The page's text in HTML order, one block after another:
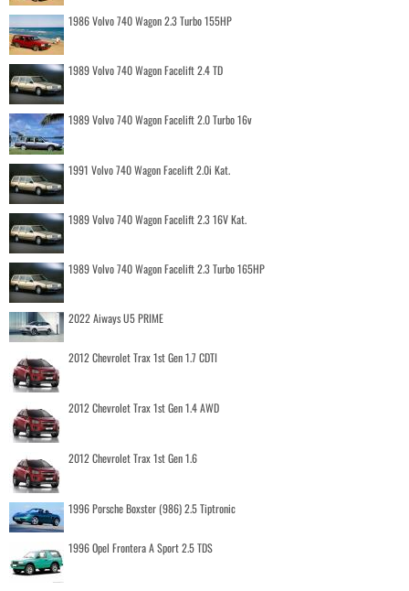
1986 Volvo 740 Wagon 2.3 Turbo 155HP
1989 Volvo 740 Wagon Facelift 2.4 TD
1989 Volvo 740 Wagon Facelift 2.0 Turbo 16v
1991 Volvo 740 Wagon Facelift 2.0i Kat.
1989 Volvo 740 Wagon Facelift 2.3 16V Kat.
1989 Volvo 740 Wagon Facelift 2.3 Turbo 165HP
2022 Aiways U5 PRIME
2012 Chevrolet Trax 1st Gen 1.7 CDTI
2012 Chevrolet Trax 1st Gen 1.4 AWD
2012 Chevrolet Trax 1st Gen 1.6
1996 Porsche Boxster (986) 2.5 Tiptronic
1996 Opel Frontera A Sport 2.5 TDS